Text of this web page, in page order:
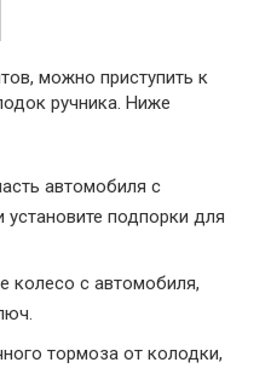
можно приступить к
ручника. Ниже
автомобиля с
подпорки для
колесо с автомобиля,
тормоза от колодки,